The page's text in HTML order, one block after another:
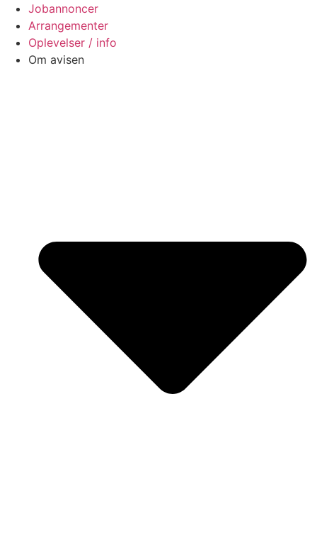
Jobannoncer
Arrangementer
Oplevelser / info
Om avisen